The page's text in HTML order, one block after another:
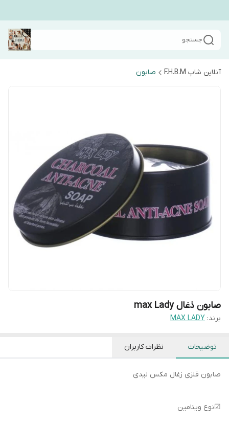
جستجو
آنلاین شاپ F.H.B.M صابون
صابون ذغال max Lady
برند: MAX LADY
توضیحات نظرات کاربران
صابون فلزی زغال مکس لیدی
☑نوع ویتامین